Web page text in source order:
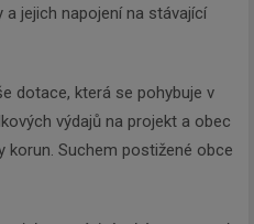
a jejich napojení na stávající
dotace, která se pohybuje v
výdajů na projekt a obec
korun. Suchem postižené obce